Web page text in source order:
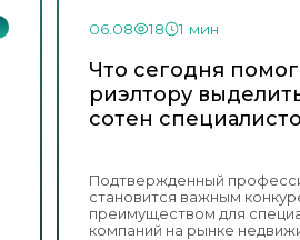
06.08 18 1 мин
Что сегодня
риэлтору
сотен
Подтвержденный
становится важным
преимуществом для
компаний на рынке